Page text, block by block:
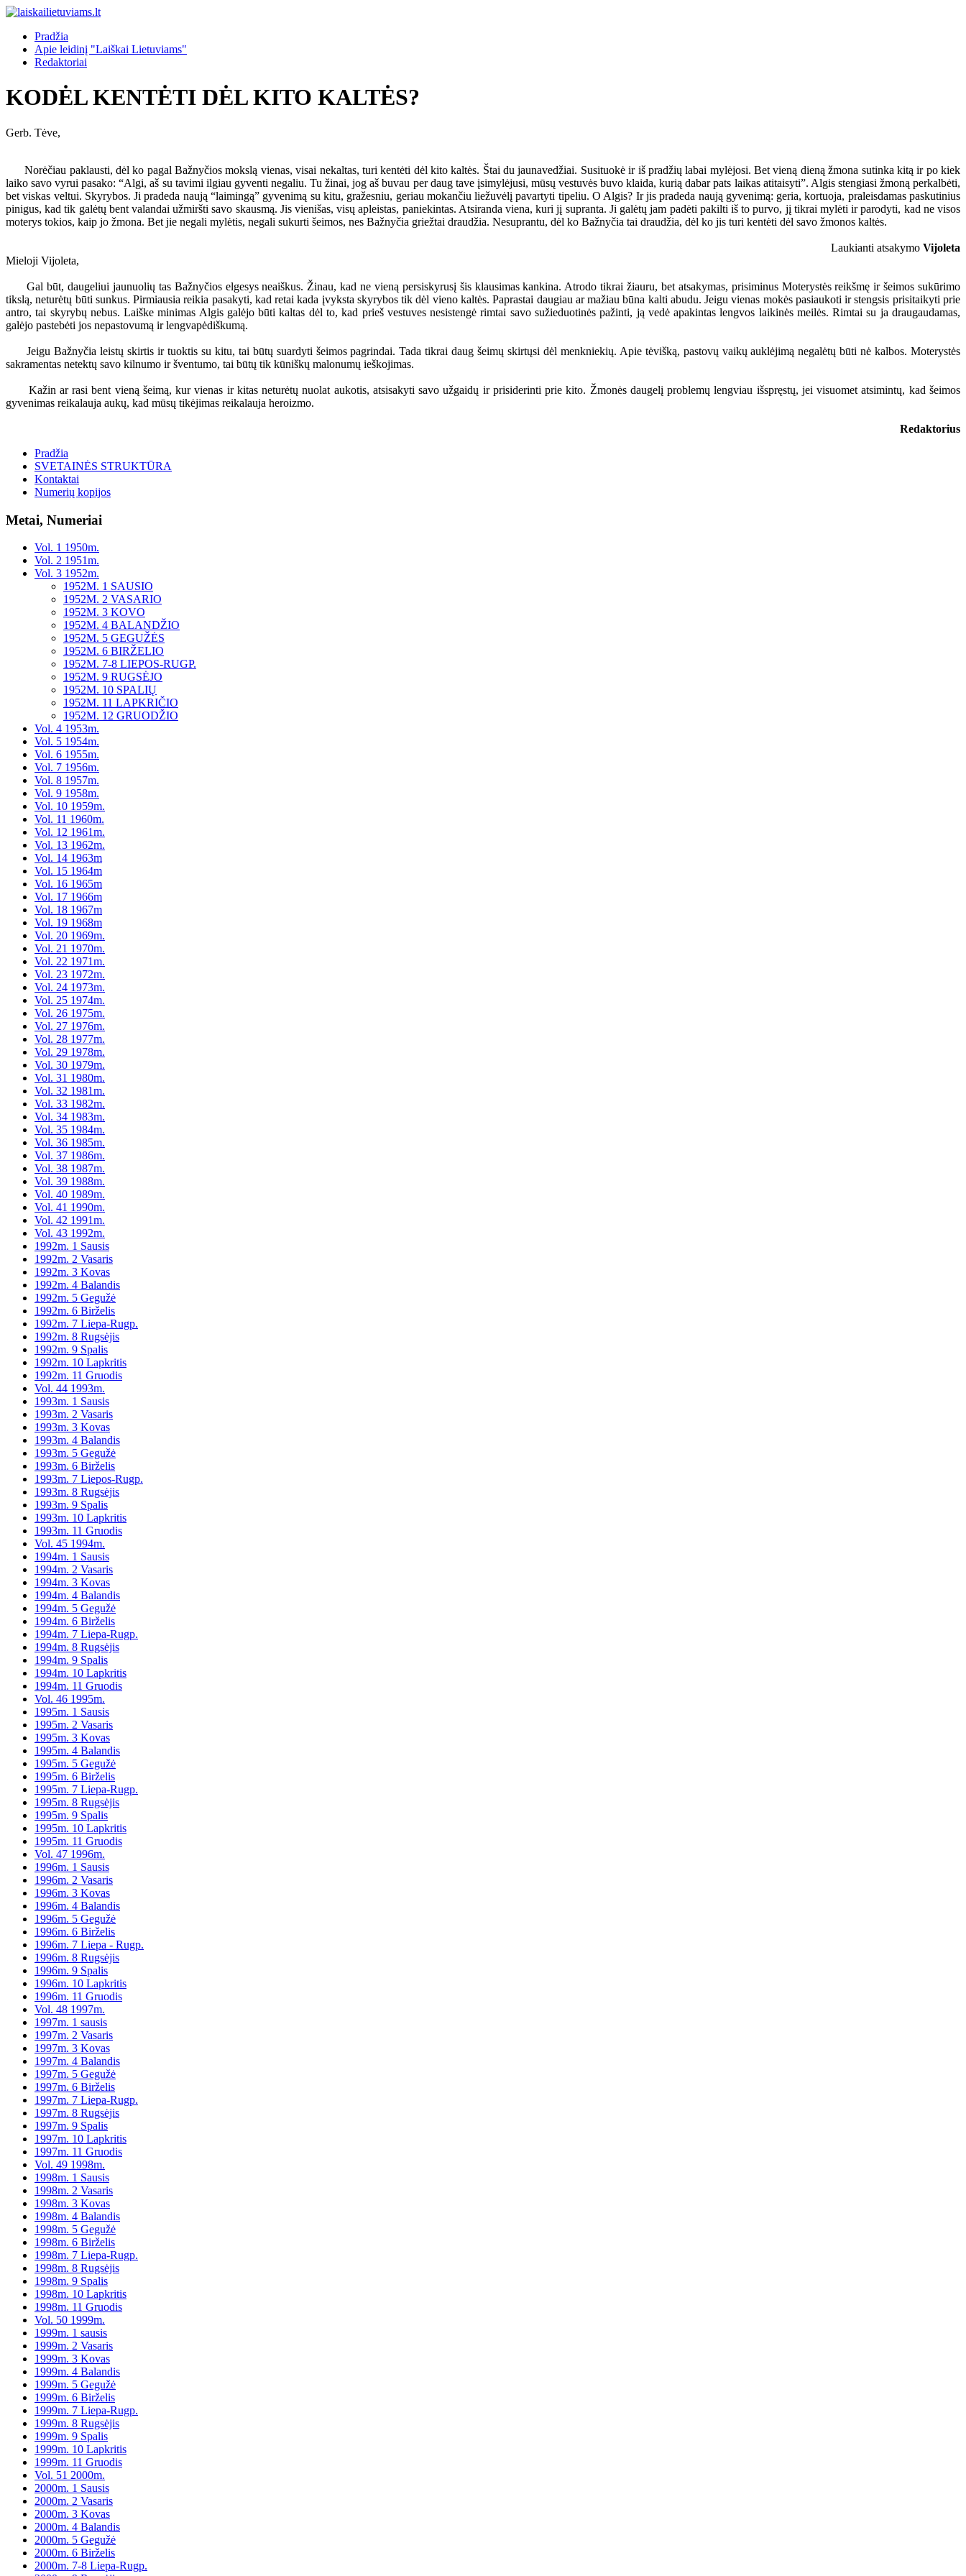
Pradžia
Apie leidinį "Laiškai Lietuviams"
Redaktoriai
KODĖL KENTĖTI DĖL KITO KALTĖS?
Gerb. Tėve,
Norėčiau paklausti, dėl ko pagal Bažnyčios mokslą vienas, visai nekaltas, turi kentėti dėl kito kaltės. Štai du jaunavedžiai. Susituokė ir iš pradžių labai mylėjosi. Bet vieną dieną žmona sutinka kitą ir po kiek
laiko savo vyrui pasako: “Algi, aš su tavimi ilgiau gyventi negaliu. Tu žinai, jog aš buvau per daug tave įsimylėjusi, mūsų vestuvės buvo klaida, kurią dabar pats laikas atitaisyti”. Algis stengiasi žmoną perkalbėti,
bet viskas veltui. Skyrybos. Ji pradeda naują “laimingą” gyvenimą su kitu, gražesniu, geriau mokančiu liežuvėlį pavartyti tipeliu. O Algis? Ir jis pradeda naują gyvenimą: geria, kortuoja, praleisdamas paskutinius
pinigus, kad tik galėtų bent valandai užmiršti savo skausmą. Jis vienišas, visų apleistas, paniekintas. Atsiranda viena, kuri jį supranta. Ji galėtų jam padėti pakilti iš to purvo, jį tikrai mylėti ir parodyti, kad ne visos
moterys tokios, kaip jo žmona. Bet jie negali mylėtis, negali sukurti šeimos, nes Bažnyčia griežtai draudžia. Nesuprantu, dėl ko Bažnyčia tai draudžia, dėl ko jis turi kentėti dėl savo žmonos kaltės.
Laukianti atsakymo Vijoleta
Mieloji Vijoleta,
Gal būt, daugeliui jaunuolių tas Bažnyčios elgesys neaiškus. Žinau, kad ne vieną persiskyrusį šis klausimas kankina. Atrodo tikrai žiauru, bet atsakymas, prisiminus Moterystės reikšmę ir šeimos sukūrimo
tikslą, neturėtų būti sunkus. Pirmiausia reikia pasakyti, kad retai kada įvyksta skyrybos tik dėl vieno kaltės. Paprastai daugiau ar mažiau būna kalti abudu. Jeigu vienas mokės pasiaukoti ir stengsis prisitaikyti prie
antro, tai skyrybų nebus. Laiške minimas Algis galėjo būti kaltas dėl to, kad prieš vestuves nesistengė rimtai savo sužieduotinės pažinti, ją vedė apakintas lengvos laikinės meilės. Rimtai su ja draugaudamas,
galėjo pastebėti jos nepastovumą ir lengvapėdiškumą.
Jeigu Bažnyčia leistų skirtis ir tuoktis su kitu, tai būtų suardyti šeimos pagrindai. Tada tikrai daug šeimų skirtųsi dėl menkniekių. Apie tėvišką, pastovų vaikų auklėjimą negalėtų būti nė kalbos. Moterystės
sakramentas netektų savo kilnumo ir šventumo, tai būtų tik kūniškų malonumų ieškojimas.
Kažin ar rasi bent vieną šeimą, kur vienas ir kitas neturėtų nuolat aukotis, atsisakyti savo užgaidų ir prisiderinti prie kito. Žmonės daugelį problemų lengviau išspręstų, jei visuomet atsimintų, kad šeimos
gyvenimas reikalauja aukų, kad mūsų tikėjimas reikalauja heroizmo.
Redaktorius
Pradžia
SVETAINĖS STRUKTŪRA
Kontaktai
Numerių kopijos
Metai, Numeriai
Vol. 1 1950m.
Vol. 2 1951m.
Vol. 3 1952m.
1952M. 1 SAUSIO
1952M. 2 VASARIO
1952M. 3 KOVO
1952M. 4 BALANDŽIO
1952M. 5 GEGUŽĖS
1952M. 6 BIRŽELIO
1952M. 7-8 LIEPOS-RUGP.
1952M. 9 RUGSĖJO
1952M. 10 SPALIŲ
1952M. 11 LAPKRIČIO
1952M. 12 GRUODŽIO
Vol. 4 1953m.
Vol. 5 1954m.
Vol. 6 1955m.
Vol. 7 1956m.
Vol. 8 1957m.
Vol. 9 1958m.
Vol. 10 1959m.
Vol. 11 1960m.
Vol. 12 1961m.
Vol. 13 1962m.
Vol. 14 1963m
Vol. 15 1964m
Vol. 16 1965m
Vol. 17 1966m
Vol. 18 1967m
Vol. 19 1968m
Vol. 20 1969m.
Vol. 21 1970m.
Vol. 22 1971m.
Vol. 23 1972m.
Vol. 24 1973m.
Vol. 25 1974m.
Vol. 26 1975m.
Vol. 27 1976m.
Vol. 28 1977m.
Vol. 29 1978m.
Vol. 30 1979m.
Vol. 31 1980m.
Vol. 32 1981m.
Vol. 33 1982m.
Vol. 34 1983m.
Vol. 35 1984m.
Vol. 36 1985m.
Vol. 37 1986m.
Vol. 38 1987m.
Vol. 39 1988m.
Vol. 40 1989m.
Vol. 41 1990m.
Vol. 42 1991m.
Vol. 43 1992m.
1992m. 1 Sausis
1992m. 2 Vasaris
1992m. 3 Kovas
1992m. 4 Balandis
1992m. 5 Gegužė
1992m. 6 Birželis
1992m. 7 Liepa-Rugp.
1992m. 8 Rugsėjis
1992m. 9 Spalis
1992m. 10 Lapkritis
1992m. 11 Gruodis
Vol. 44 1993m.
1993m. 1 Sausis
1993m. 2 Vasaris
1993m. 3 Kovas
1993m. 4 Balandis
1993m. 5 Gegužė
1993m. 6 Birželis
1993m. 7 Liepos-Rugp.
1993m. 8 Rugsėjis
1993m. 9 Spalis
1993m. 10 Lapkritis
1993m. 11 Gruodis
Vol. 45 1994m.
1994m. 1 Sausis
1994m. 2 Vasaris
1994m. 3 Kovas
1994m. 4 Balandis
1994m. 5 Gegužė
1994m. 6 Birželis
1994m. 7 Liepa-Rugp.
1994m. 8 Rugsėjis
1994m. 9 Spalis
1994m. 10 Lapkritis
1994m. 11 Gruodis
Vol. 46 1995m.
1995m. 1 Sausis
1995m. 2 Vasaris
1995m. 3 Kovas
1995m. 4 Balandis
1995m. 5 Gegužė
1995m. 6 Birželis
1995m. 7 Liepa-Rugp.
1995m. 8 Rugsėjis
1995m. 9 Spalis
1995m. 10 Lapkritis
1995m. 11 Gruodis
Vol. 47 1996m.
1996m. 1 Sausis
1996m. 2 Vasaris
1996m. 3 Kovas
1996m. 4 Balandis
1996m. 5 Gegužė
1996m. 6 Birželis
1996m. 7 Liepa - Rugp.
1996m. 8 Rugsėjis
1996m. 9 Spalis
1996m. 10 Lapkritis
1996m. 11 Gruodis
Vol. 48 1997m.
1997m. 1 sausis
1997m. 2 Vasaris
1997m. 3 Kovas
1997m. 4 Balandis
1997m. 5 Gegužė
1997m. 6 Birželis
1997m. 7 Liepa-Rugp.
1997m. 8 Rugsėjis
1997m. 9 Spalis
1997m. 10 Lapkritis
1997m. 11 Gruodis
Vol. 49 1998m.
1998m. 1 Sausis
1998m. 2 Vasaris
1998m. 3 Kovas
1998m. 4 Balandis
1998m. 5 Gegužė
1998m. 6 Birželis
1998m. 7 Liepa-Rugp.
1998m. 8 Rugsėjis
1998m. 9 Spalis
1998m. 10 Lapkritis
1998m. 11 Gruodis
Vol. 50 1999m.
1999m. 1 sausis
1999m. 2 Vasaris
1999m. 3 Kovas
1999m. 4 Balandis
1999m. 5 Gegužė
1999m. 6 Birželis
1999m. 7 Liepa-Rugp.
1999m. 8 Rugsėjis
1999m. 9 Spalis
1999m. 10 Lapkritis
1999m. 11 Gruodis
Vol. 51 2000m.
2000m. 1 Sausis
2000m. 2 Vasaris
2000m. 3 Kovas
2000m. 4 Balandis
2000m. 5 Gegužė
2000m. 6 Birželis
2000m. 7-8 Liepa-Rugp.